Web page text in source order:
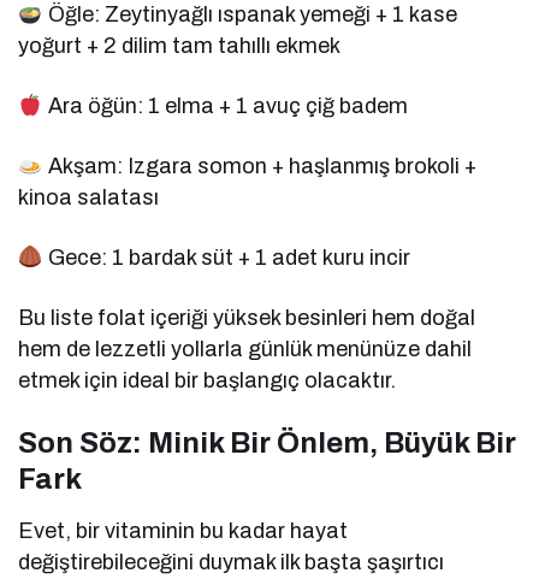
Öğle: Zeytinyağlı ıspanak yemeği + 1 kase
yoğurt + 2 dilim tam tahıllı ekmek
Ara öğün: 1 elma + 1 avuç çiğ badem
Akşam: Izgara somon + haşlanmış brokoli +
kinoa salatası
Gece: 1 bardak süt + 1 adet kuru incir
Bu liste folat içeriği yüksek besinleri hem doğal
hem de lezzetli yollarla günlük menünüze dahil
etmek için ideal bir başlangıç olacaktır.
Son Söz: Minik Bir Önlem, Büyük Bir
Fark
Evet, bir vitaminin bu kadar hayat
değiştirebileceğini duymak ilk başta şaşırtıcı